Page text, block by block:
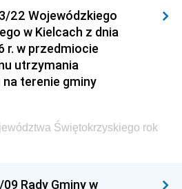
22 Wojewódzkiego
w Kielcach z dnia
r. w przedmiocie
utrzymania
terenie gminy
Świętokrzyskiego rok
Rady Gminy w